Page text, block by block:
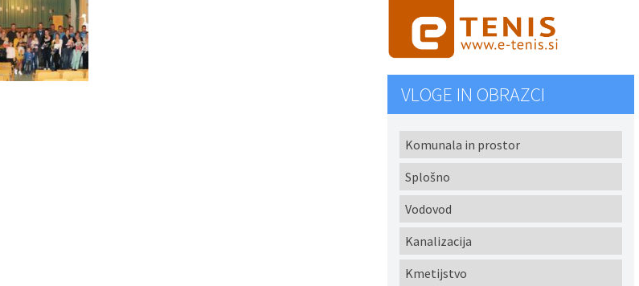
VLOGE IN OBRAZCI
Komunala in prostor
Splošno
Vodovod
Kanalizacija
Kmetijstvo